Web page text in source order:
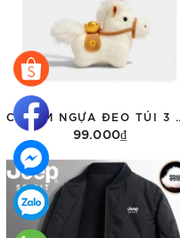
99.000₫
Tùy chọn